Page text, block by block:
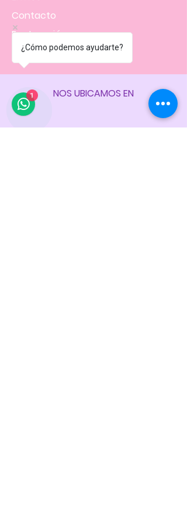
Contacto
Facturación
Políticasde la tienda
NOS UBICAMOS EN
¿Cómo podemos ayudarte?
1